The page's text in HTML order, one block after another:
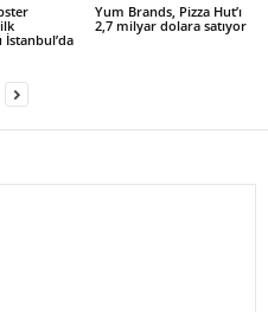
Yum Brands, Pizza Hut’ı
2,7 milyar dolara satıyor